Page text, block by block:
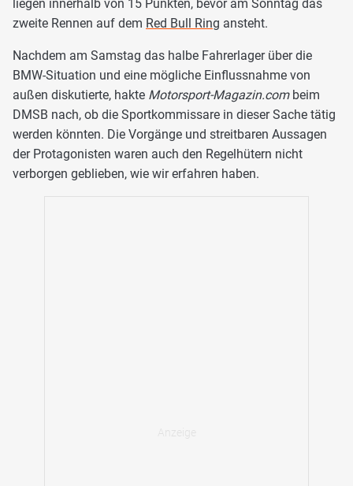
liegen innerhalb von 15 Punkten, bevor am Sonntag das
zweite Rennen auf dem Red Bull Ring ansteht.
Nachdem am Samstag das halbe Fahrerlager über die
BMW-Situation und eine mögliche Einflussnahme von
außen diskutierte, hakte Motorsport-Magazin.combeim
DMSB nach, ob die Sportkommissare in dieser Sache tätig
werden könnten. Die Vorgänge und streitbaren Aussagen
der Protagonisten waren auch den Regelhütern nicht
verborgen geblieben, wie wir erfahren haben.